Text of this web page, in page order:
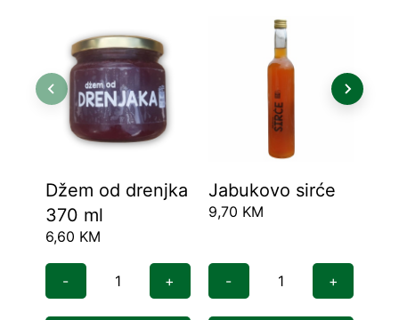
Džem od drenjka
370 ml
6,60 KM
- +
Jabukovo sirće
9,70 KM
- +